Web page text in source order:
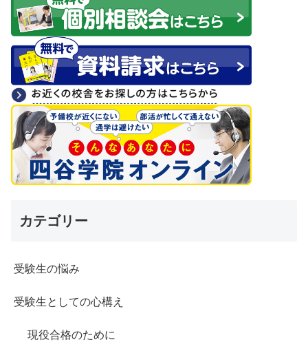
カテゴリー
受験生の悩み
受験生としての心構え
現役合格のために